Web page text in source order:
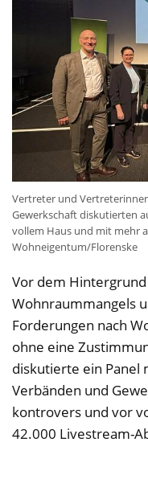
Vertreter und
Gewerkschaft diskutierten
vollem Haus und mit mehr
Wohneigentum/Florenske
Vor dem
Wohnraummangels
Forderungen nach
ohne eine
diskutierte ein Panel
Verbänden und
kontrovers und vor
42.000 Livestream-